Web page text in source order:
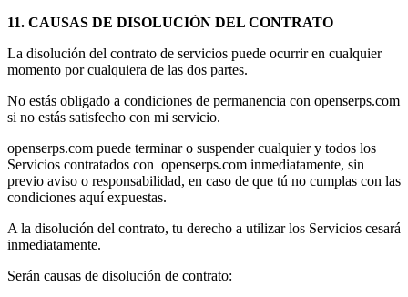
11. CAUSAS DE DISOLUCIÓN DEL CONTRATO
La disolución del contrato de servicios puede ocurrir en cualquier
momento por cualquiera de las dos partes.
No estás obligado a condiciones de permanencia con openserps.com
si no estás satisfecho con mi servicio.
openserps.com puede terminar o suspender cualquier y todos los
Servicios contratados con openserps.com inmediatamente, sin
previo aviso o responsabilidad, en caso de que tú no cumplas con las
condiciones aquí expuestas.
A la disolución del contrato, tu derecho a utilizar los Servicios cesará
inmediatamente.
Serán causas de disolución de contrato: